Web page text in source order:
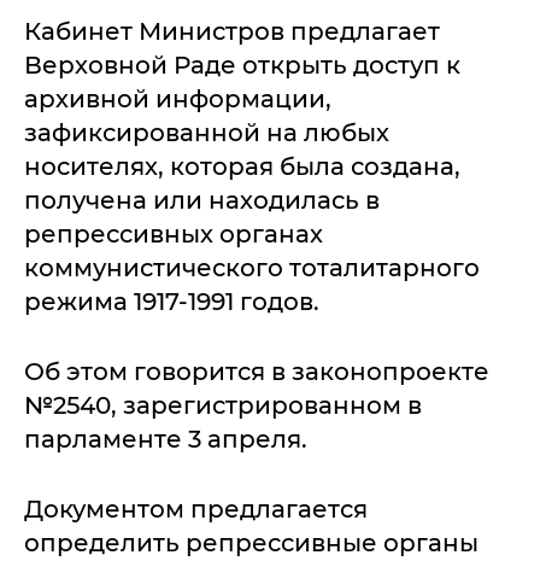
Кабинет Министров предлагает
Верховной Раде открыть доступ к
архивной информации,
зафиксированной на любых
носителях, которая была создана,
получена или находилась в
репрессивных органах
коммунистического тоталитарного
режима 1917-1991 годов.
Об этом говорится в законопроекте
№2540, зарегистрированном в
парламенте 3 апреля.
Документом предлагается
определить репрессивные органы